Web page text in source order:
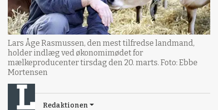
Lars Åge Rasmussen, den mest tilfredse landmand,
holder indlæg ved økonomimødet for
mælkeproducenter tirsdag den 20. marts. Foto: Ebbe
Mortensen
Redaktionen